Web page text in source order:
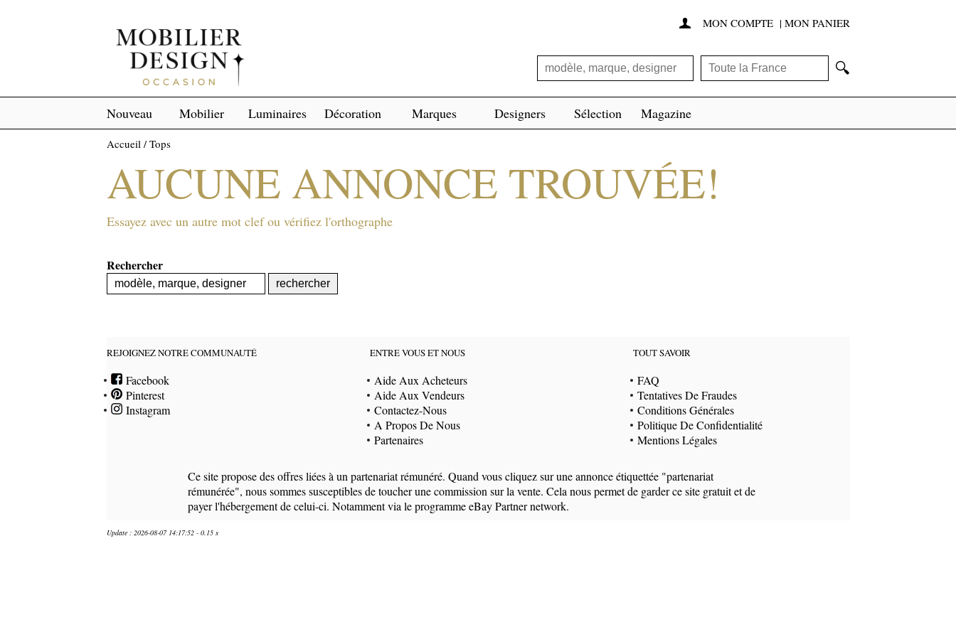
 MON COMPTE | MON PANIER
🔍
Nouveau Mobilier Luminaires Décoration Marques Designers Sélection Magazine
Accueil/Tops
AUCUNE ANNONCE TROUVÉE!
Essayez avec un autre mot clef ou vérifiez l'orthographe
Rechercher
REJOIGNEZ NOTRE COMMUNAUTÉ
Facebook
Pinterest
Instagram
ENTRE VOUS ET NOUS
Aide Aux Acheteurs
Aide Aux Vendeurs
Contactez-Nous
A Propos De Nous
Partenaires
TOUT SAVOIR
FAQ
Tentatives De Fraudes
Conditions Générales
Politique De Confidentialité
Mentions Légales
Ce site propose des offres liées à un partenariat rémunéré. Quand vous cliquez sur une annonce étiquettée "partenariat
rémunérée", nous sommes susceptibles de toucher une commission sur la vente. Cela nous permet de garder ce site gratuit et de
payer l'hébergement de celui-ci. Notamment via le programme eBay Partner network.
Update : 2026-08-07 14:17:52 - 0.15 s